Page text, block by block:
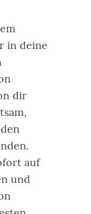
in deine
dir
auf
und